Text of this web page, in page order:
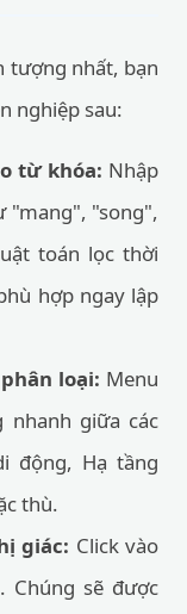
tượng nhất, bạn
nghiệp sau:
từ khóa: Nhập
"mang", "song",
toán lọc thời
hợp ngay lập
loại: Menu
nhanh giữa các
động, Hạ tầng
thù.
giác: Click vào
Chúng sẽ được